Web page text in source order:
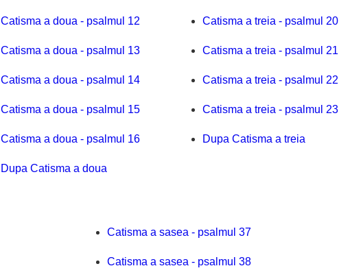
Catisma a doua - psalmul 12
Catisma a doua - psalmul 13
Catisma a doua - psalmul 14
Catisma a doua - psalmul 15
Catisma a doua - psalmul 16
Dupa Catisma a doua
Catisma a treia - psalmul 20
Catisma a treia - psalmul 21
Catisma a treia - psalmul 22
Catisma a treia - psalmul 23
Dupa Catisma a treia
Catisma a sasea - psalmul 37
Catisma a sasea - psalmul 38